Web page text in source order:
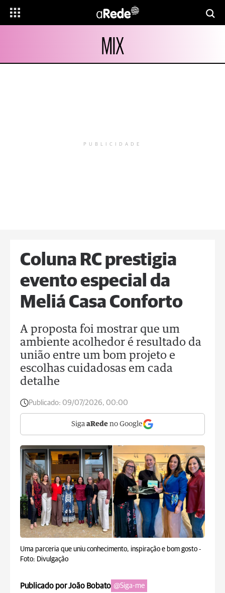
MIX
PUBLICIDADE
Coluna RC prestigia
evento especial da
Meliá Casa Conforto
A proposta foi mostrar que um
ambiente acolhedor é resultado da
união entre um bom projeto e
escolhas cuidadosas em cada
detalhe
Publicado: 09/07/2026, 00:00
Siga aRede no Google
Uma parceria que uniu conhecimento, inspiração e bom gosto -
Foto: Divulgação
Publicado por João Bobato @Siga-me